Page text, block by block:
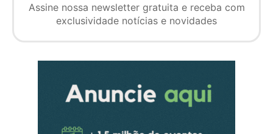
Assine nossa newsletter gratuita e receba com
exclusividade notícias e novidades